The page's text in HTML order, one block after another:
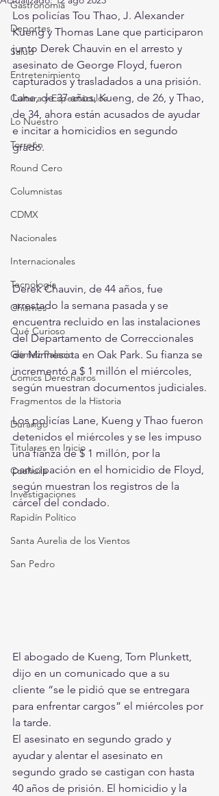
Gastronomía
Deportes
Salud
Entretenimiento
Cultura y Espectáculos
Lo Nuestro
Torreón
Round Cero
Columnistas
CDMX
Nacionales
Internacionales
Tecnología
Chismes
Qué Curioso
Gómez Palacio
Comics Derechairos
Fragmentos de la Historia
Durango
Titulares en Inicio
Coahuila
Investigaciones
Rapidín Político
Santa Aurelia de los Vientos
San Pedro
Los policías Tou Thao, J. Alexander
Kueng y Thomas Lane que participaron
junto Derek Chauvin en el arresto y
asesinato de George Floyd, fueron
capturados y trasladados a una prisión.
Lane, de 37 años, Kueng, de 26, y Thao,
de 34, ahora están acusados de ayudar
e incitar a homicidios en segundo
grado.
Derek Chauvin, de 44 años, fue
arrestado la semana pasada y se
encuentra recluido en las instalaciones
del Departamento de Correccionales
de Minnesota en Oak Park. Su fianza se
incrementó a $ 1 millón el miércoles,
según muestran documentos judiciales.
Los policías Lane, Kueng y Thao fueron
detenidos el miércoles y se les impuso
una fianza de $ 1 millón, por la
participación en el homicidio de Floyd,
según muestran los registros de la
cárcel del condado.
El abogado de Kueng, Tom Plunkett,
dijo en un comunicado que a su
cliente “se le pidió que se entregara
para enfrentar cargos” el miércoles por
la tarde.
El asesinato en segundo grado y
ayudar y alentar el asesinato en
segundo grado se castigan con hasta
40 años de prisión. El homicidio y la